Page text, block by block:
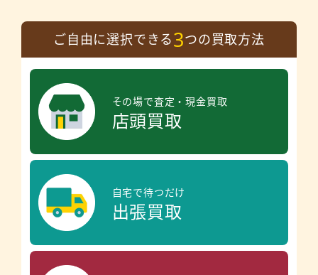
ご自由に選択できる3つの買取方法
その場で査定・現金買取
店頭買取
自宅で待つだけ
出張買取